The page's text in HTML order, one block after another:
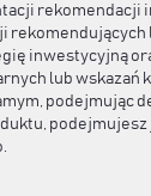
rekomendacji
rekomendujących
inwestycyjną
lub wskazań
podejmując
podejmujesz